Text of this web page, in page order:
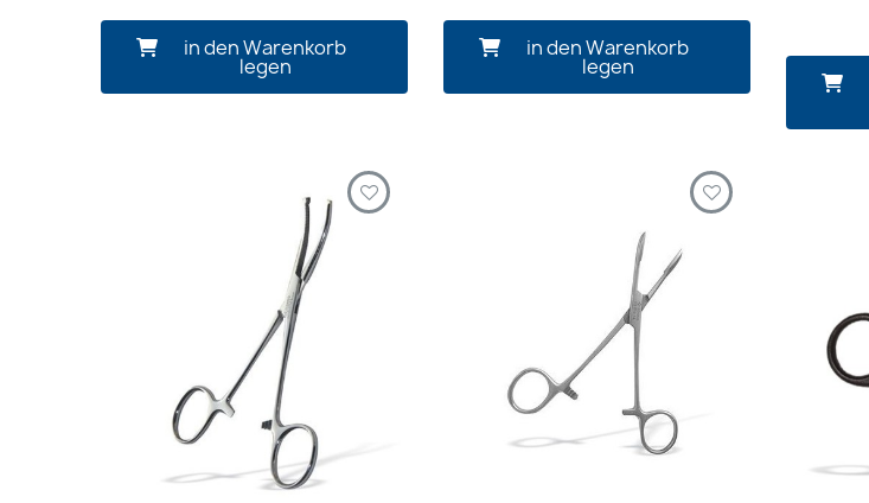
in den Warenkorb
legen
in den Warenkorb
legen